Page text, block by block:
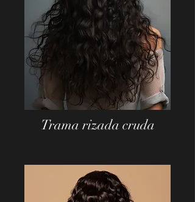
Trama rizada cruda